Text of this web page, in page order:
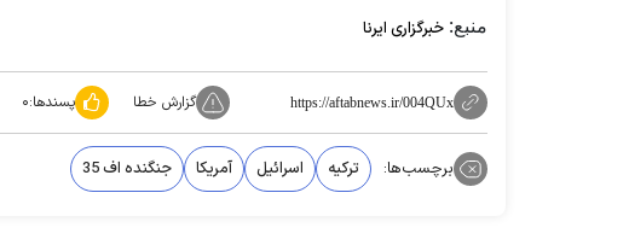
منبع: خبرگزاری ایرنا
https://aftabnews.ir/004QUx گزارش خطا پسندها:۰
برچسب‌ها: ترکیه اسرائیل آمریکا جنگنده اف 35